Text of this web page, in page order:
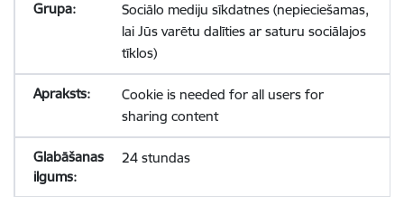
Sociālo mediju sīkdatnes (nepieciešamas,
lai Jūs varētu dalīties ar saturu sociālajos
tīklos)
Cookie is needed for all users for
sharing content
24 stundas